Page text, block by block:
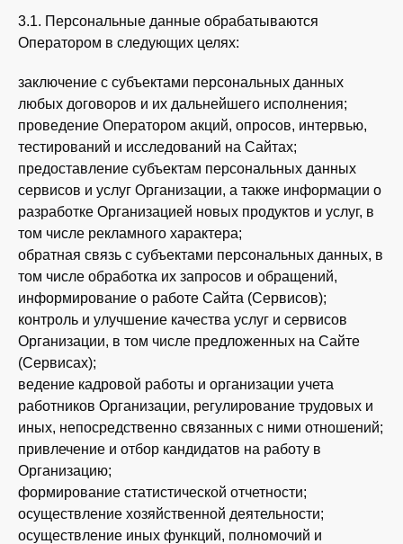
3.1. Персональные данные обрабатываются
Оператором в следующих целях:
заключение с субъектами персональных данных
любых договоров и их дальнейшего исполнения;
проведение Оператором акций, опросов, интервью,
тестирований и исследований на Сайтах;
предоставление субъектам персональных данных
сервисов и услуг Организации, а также информации о
разработке Организацией новых продуктов и услуг, в
том числе рекламного характера;
обратная связь с субъектами персональных данных, в
том числе обработка их запросов и обращений,
информирование о работе Сайта (Сервисов);
контроль и улучшение качества услуг и сервисов
Организации, в том числе предложенных на Сайте
(Сервисах);
ведение кадровой работы и организации учета
работников Организации, регулирование трудовых и
иных, непосредственно связанных с ними отношений;
привлечение и отбор кандидатов на работу в
Организацию;
формирование статистической отчетности;
осуществление хозяйственной деятельности;
осуществление иных функций, полномочий и